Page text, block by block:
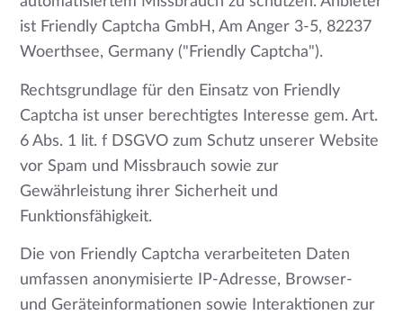
ist Friendly Captcha GmbH, Am Anger 3-5, 82237
Woerthsee, Germany ("Friendly Captcha").
Rechtsgrundlage für den Einsatz von Friendly
Captcha ist unser berechtigtes Interesse gem. Art.
6 Abs. 1 lit. f DSGVO zum Schutz unserer Website
vor Spam und Missbrauch sowie zur
Gewährleistung ihrer Sicherheit und
Funktionsfähigkeit.
Die von Friendly Captcha verarbeiteten Daten
umfassen anonymisierte IP-Adresse, Browser-
und Geräteinformationen sowie Interaktionen zur